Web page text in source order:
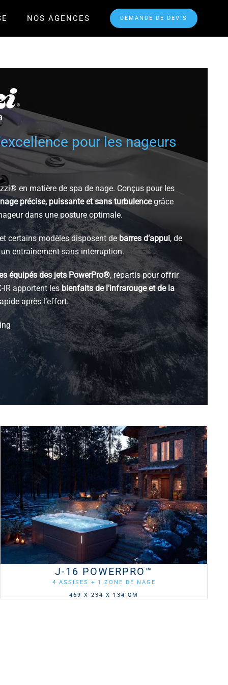
NOS AGENCES DEMANDE DE DEVIS
pour les nageurs
en matière de spa de nage. Conçus pour les
précise, puissante et sans turbulencegrâce
dans une posture optimale.
certains modèles disposent de barres d’appui, de
entraînement sans interruption.
équipés des jets PowerPro®, répartis pour offrir
IR apportent lesbienfaits de l’infrarouge et de la
après l’effort.
J-16 POWERPRO™
4 ASSISES + 1 ZONE DE NAGE
469 X 234 X 134 CM